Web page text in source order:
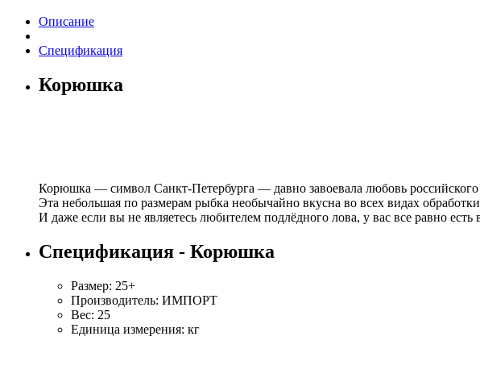
Описание
Спецификация
Корюшка
Корюшка — символ Санкт-Петербурга — давно завоевала любовь
Эта небольшая по размерам рыбка необычайно вкусна во всех видах
И даже если вы не являетесь любителем подлёдного лова, у вас все равно
Спецификация - Корюшка
Размер: 25+
Производитель: ИМПОРТ
Вес: 25
Единица измерения: кг